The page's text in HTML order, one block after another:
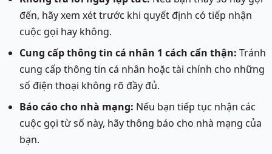
đến, hãy xem xét trước khi quyết định có tiếp nhận
cuộc gọi hay không.
Cung cấp thông tin cá nhân 1 cách cẩn thận: Tránh
cung cấp thông tin cá nhân hoặc tài chính cho những
số điện thoại không rõ đầy đủ.
Báo cáo cho nhà mạng: Nếu bạn tiếp tục nhận các
cuộc gọi từ số này, hãy thông báo cho nhà mạng của
bạn.